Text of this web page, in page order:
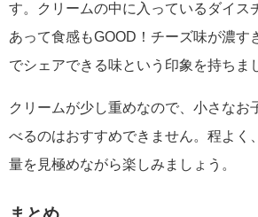
す。クリームの中に入っているダイス
あって食感もGOOD！チーズ味が濃す
でシェアできる味という印象を持ちま
クリームが少し重めなので、小さなお
べるのはおすすめできません。程よく
量を見極めながら楽しみましょう。